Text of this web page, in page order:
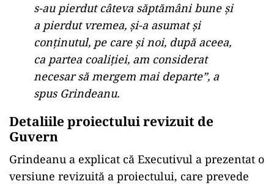
s-au pierdut câteva săptămâni bune și
a pierdut vremea, și-a asumat și
conținutul, pe care și noi, după aceea,
ca partea coaliției, am considerat
necesar să mergem mai departe”, a
spus Grindeanu.
Detaliile proiectului revizuit de
Guvern
Grindeanu a explicat că Executivul a prezentat o
versiune revizuită a proiectului, care prevede